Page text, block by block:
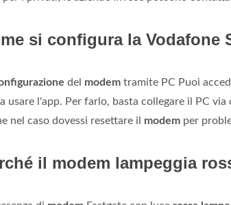
si configura la Vodafone
del modem tramite PC Puoi
usare l'app. Per farlo, basta collegare il PC via
nel caso dovessi resettare il modem per
il modem lampeggia